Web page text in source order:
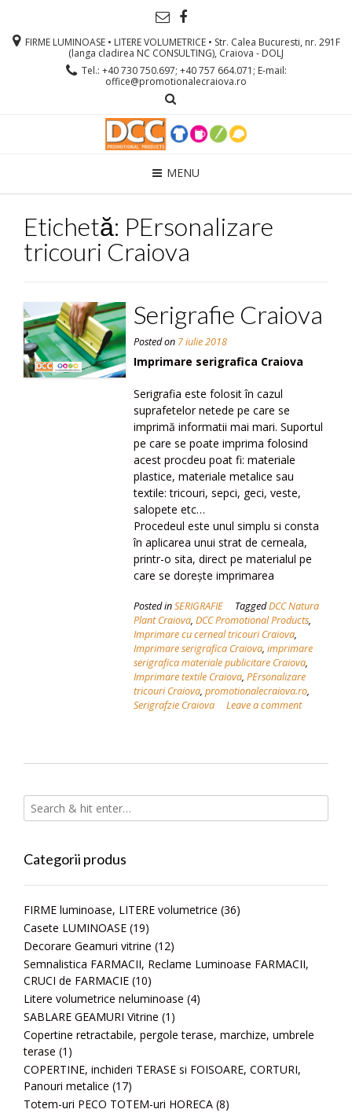
FIRME LUMINOASE • LITERE VOLUMETRICE • Str. Calea Bucuresti, nr. 291F
(langa cladirea NC CONSULTING), Craiova - DOLJ
Tel.: +40 730 750.697; +40 757 664.071; E-mail:
office@promotionalecraiova.ro
MENU
Etichetă: PErsonalizare
tricouri Craiova
Serigrafie Craiova
Posted on 7 iulie 2018
Imprimare serigrafica Craiova
Serigrafia este folosit în cazul
suprafetelor netede pe care se
imprimă informatii mai mari. Suportul
pe care se poate imprima folosind
acest procdeu poat fi: materiale
plastice, materiale metalice sau
textile: tricouri, sepci, geci, veste,
salopete etc…
Procedeul este unul simplu si consta
în aplicarea unui strat de cerneala,
printr-o sita, direct pe materialul pe
care se dorește imprimarea
Posted inSERIGRAFIE TaggedDCC Natura
Plant Craiova, DCC Promotional Products,
Imprimare cu cerneal tricouri Craiova,
Imprimare serigrafica Craiova, imprimare
serigrafica materiale publicitare Craiova,
Imprimare textile Craiova, PErsonalizare
tricouri Craiova, promotionalecraiova.ro,
Serigrafzie Craiova
Leave a comment
Categorii produs
FIRME luminoase, LITERE volumetrice (36)
Casete LUMINOASE (19)
Decorare Geamuri vitrine (12)
Semnalistica FARMACII, Reclame Luminoase FARMACII,
CRUCI de FARMACIE (10)
Litere volumetrice neluminoase (4)
SABLARE GEAMURI Vitrine (1)
Copertine retractabile, pergole terase, marchize, umbrele
terase (1)
COPERTINE, inchideri TERASE si FOISOARE, CORTURI,
Panouri metalice (17)
Totem-uri PECO TOTEM-uri HORECA (8)